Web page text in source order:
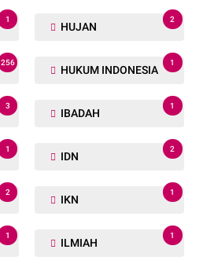
1
HUJAN
2
256
HUKUM INDONESIA
1
3
IBADAH
1
1
IDN
2
2
IKN
1
1
ILMIAH
1